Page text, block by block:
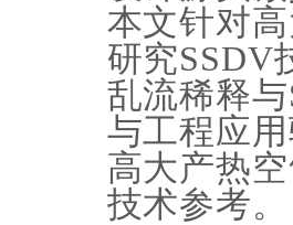
本文针对
研究SSDV
乱流稀释
与工程应
高大产热
技术参考。